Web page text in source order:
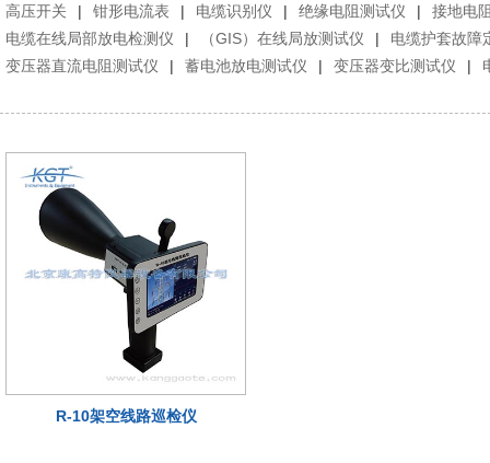
高压开关
| 钳形电流表 | 电缆识别仪 | 绝缘电阻测试仪 |
接地电
电缆在线局部放电检测仪
| （GIS）在线局放测试仪 |
电缆护套故障
变压器直流电阻测试仪
| 蓄电池放电测试仪 | 变压器变比测试仪 |
R-10架空线路巡检仪